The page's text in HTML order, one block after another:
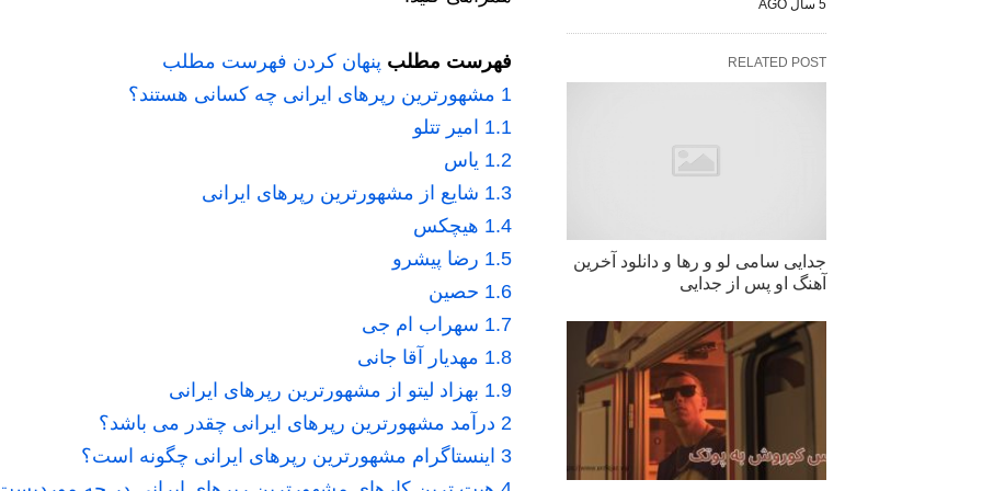
فهرست مطلب پنهان کردن فهرست مطلب
1 مشهورترین رپرهای ایرانی چه کسانی هستند؟
1.1 امیر تتلو
1.2 یاس
1.3 شایع از مشهورترین رپرهای ایرانی
1.4 هیچکس
1.5 رضا پیشرو
1.6 حصین
1.7 سهراب ام جی
1.8 مهدیار آقا جانی
1.9 بهزاد لیتو از مشهورترین رپرهای ایرانی
2 درآمد مشهورترین رپرهای ایرانی چقدر می باشد؟
3 اینستاگرام مشهورترین رپرهای ایرانی چگونه است؟
5 سال AGO
RELATED POST
جدایی سامی لو و رها و دانلود آخرین
آهنگ او پس از جدایی